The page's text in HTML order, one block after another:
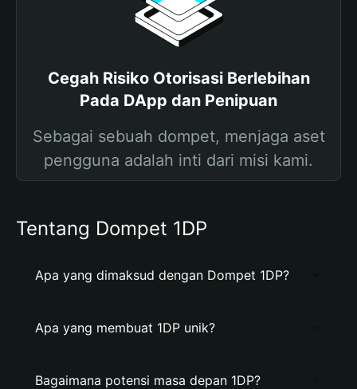
Cegah Risiko Otorisasi Berlebihan
Pada DApp dan Penipuan
Sebagai sebuah dompet, menjaga aset
pengguna adalah inti dari misi kami.
Tentang Dompet 1DP
Apa yang dimaksud dengan Dompet 1DP?
Apa yang membuat 1DP unik?
Bagaimana potensi masa depan 1DP?